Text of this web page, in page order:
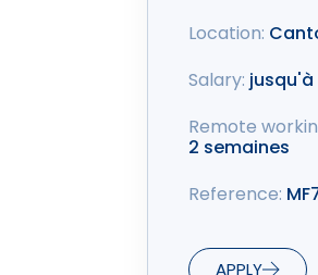
Location:
Salary:
Remote
2 semaines
Reference:
APPLY